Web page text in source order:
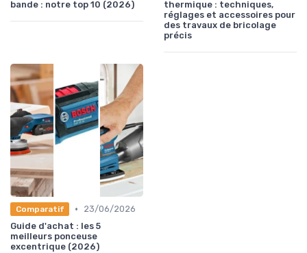
bande : notre top 10 (2026)
thermique : techniques,
réglages et accessoires pour
des travaux de bricolage
précis
Comparatif •
23/06/2026
Guide d'achat : les 5
meilleurs ponceuse
excentrique (2026)